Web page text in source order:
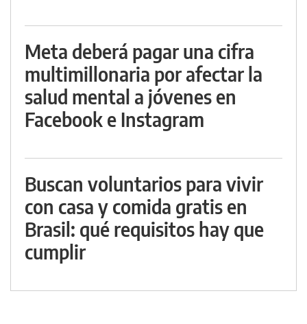
Meta deberá pagar una cifra
multimillonaria por afectar la
salud mental a jóvenes en
Facebook e Instagram
Buscan voluntarios para vivir
con casa y comida gratis en
Brasil: qué requisitos hay que
cumplir